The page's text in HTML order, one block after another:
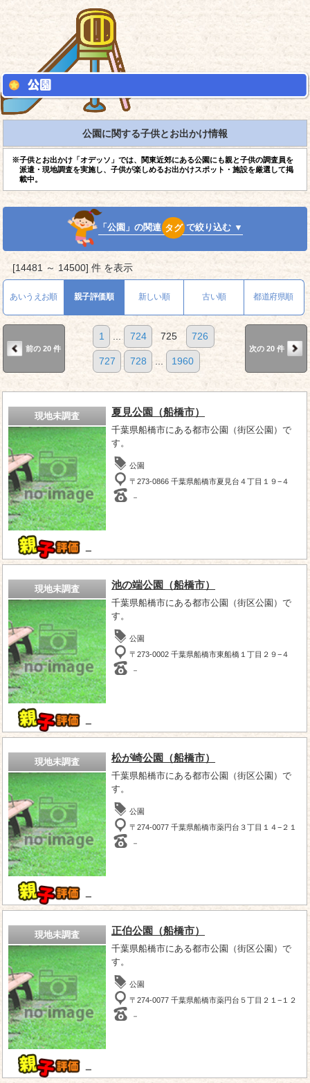
公園に関する子供とお出かけ情報
※子供とお出かけ「オデッソ」では、関東近郊にある公園にも親と子供の調査員を
派遣・現地調査を実施し、子供が楽しめるお出かけスポット・施設を厳選して掲
載中。
「公園」の関連 タグ で絞り込む ▼
[14481 ～ 14500] 件 を表示
あいうえお順 親子評価順 新しい順 古い順 都道府県順
前の 20 件
1 ... 724 725 726
727 728 ... 1960
次の 20 件
現地未調査
－
夏見公園（船橋市）
千葉県船橋市にある都市公園（街区公園）で
す。
公園
〒273-0866 千葉県船橋市夏見台４丁目１９−４
－
現地未調査
－
池の端公園（船橋市）
千葉県船橋市にある都市公園（街区公園）で
す。
公園
〒273-0002 千葉県船橋市東船橋１丁目２９−４
－
現地未調査
－
松が崎公園（船橋市）
千葉県船橋市にある都市公園（街区公園）で
す。
公園
〒274-0077 千葉県船橋市薬円台３丁目１４−２１
－
現地未調査
－
正伯公園（船橋市）
千葉県船橋市にある都市公園（街区公園）で
す。
公園
〒274-0077 千葉県船橋市薬円台５丁目２１−１２
－